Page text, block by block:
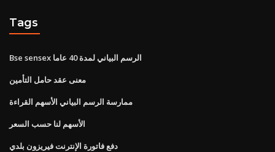
Tags
Bse sensex الرسم البياني لمدة 40 عاما
معنى عقد حامل التأمين
ممارسة الرسم البياني الأسهم القراءة
الأسهم لنا حسب السعر
دفع فاتورة الإنترنت فيريزون بلدي